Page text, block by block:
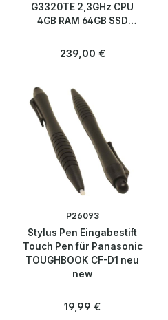
G3320TE 2,3GHz CPU
4GB RAM 64GB SSD
Regulärer Preis:
239,00 €
P26093
Stylus Pen Eingabestift
Touch Pen für Panasonic
TOUGHBOOK CF-D1 neu
new
Regulärer Preis:
19,99 €